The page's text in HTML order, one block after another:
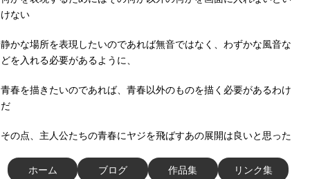
けない
静かな場所を表現したいのであれば無音ではなく、わずかな風音な
どを入れる必要があるように、
青春を描きたいのであれば、青春以外のものを描く必要があるわけ
だ
その点、主人公たちの青春にヤジを飛ばすあの展開は良いと思った
ホーム ブログ 作品集 リンク集